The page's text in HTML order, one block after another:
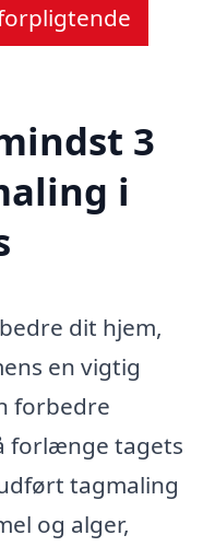
3
i
dit hjem,
en vigtig
forbedre
forlænge tagets
tagmaling
og alger,